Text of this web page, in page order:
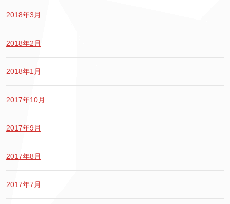
2018年3月
2018年2月
2018年1月
2017年10月
2017年9月
2017年8月
2017年7月